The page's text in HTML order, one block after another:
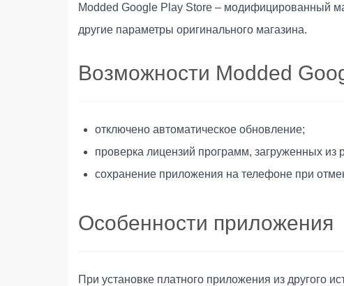
Modded Google Play Store – модифицированный
другие параметры оригинального магазина.
Возможности Modded
отключено автоматическое обновление;
проверка лицензий программ, загруженных из
сохранение приложения на телефоне при
Особенности приложения
При установке платного приложения из другого